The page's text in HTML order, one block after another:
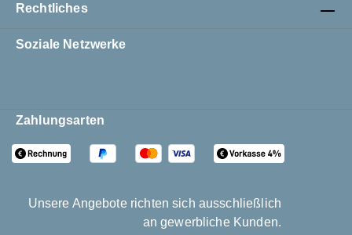
Rechtliches
Soziale Netzwerke
Zahlungsarten
Unsere Angebote richten sich ausschließlich
an gewerbliche Kunden.